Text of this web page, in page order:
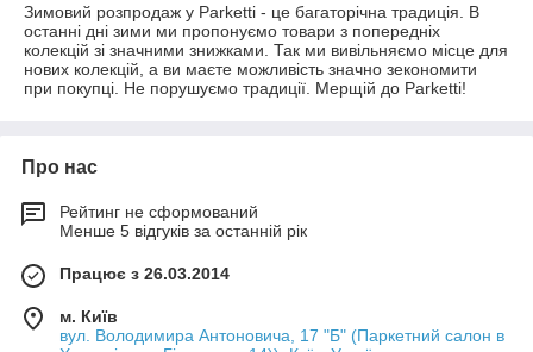
Зимовий розпродаж у Parketti - це багаторічна традиція. В
останні дні зими ми пропонуємо товари з попередніх
колекцій зі значними знижками. Так ми вивільняємо місце для
нових колекцій, а ви маєте можливість значно зекономити
при покупці. Не порушуємо традиції. Мерщій до Parketti!
Про нас
Рейтинг не сформований
Менше 5 відгуків за останній рік
Працює з 26.03.2014
м. Київ
вул. Володимира Антоновича, 17 "Б" (Паркетний салон в